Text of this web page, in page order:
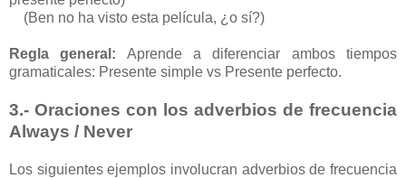
(Ben no ha visto esta película, ¿o sí?)
Regla general: Aprende a diferenciar ambos tiempos
gramaticales: Presente simple vs Presente perfecto.
3.- Oraciones con los adverbios de frecuencia
Always / Never
Los siguientes ejemplos involucran adverbios de frecuencia